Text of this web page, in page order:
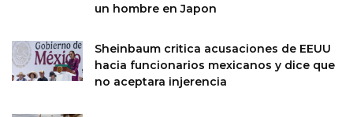
un hombre en Japon
Sheinbaum critica acusaciones de EEUU
hacia funcionarios mexicanos y dice que
no aceptara injerencia